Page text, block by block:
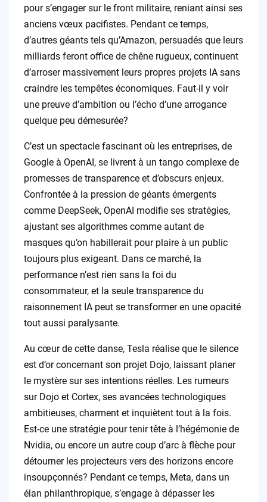
pour s’engager sur le front militaire, reniant ainsi ses
anciens vœux pacifistes. Pendant ce temps,
d’autres géants tels qu’Amazon, persuadés que leurs
milliards feront office de chêne rugueux, continuent
d’arroser massivement leurs propres projets IA sans
craindre les tempêtes économiques. Faut-il y voir
une preuve d’ambition ou l’écho d’une arrogance
quelque peu démesurée?
C’est un spectacle fascinant où les entreprises, de
Google à OpenAI, se livrent à un tango complexe de
promesses de transparence et d’obscurs enjeux.
Confrontée à la pression de géants émergents
comme DeepSeek, OpenAI modifie ses stratégies,
ajustant ses algorithmes comme autant de
masques qu’on habillerait pour plaire à un public
toujours plus exigeant. Dans ce marché, la
performance n’est rien sans la foi du
consommateur, et la seule transparence du
raisonnement IA peut se transformer en une opacité
tout aussi paralysante.
Au cœur de cette danse, Tesla réalise que le silence
est d’or concernant son projet Dojo, laissant planer
le mystère sur ses intentions réelles. Les rumeurs
sur Dojo et Cortex, ses avancées technologiques
ambitieuses, charment et inquiètent tout à la fois.
Est-ce une stratégie pour tenir tête à l’hégémonie de
Nvidia, ou encore un autre coup d’arc à flèche pour
détourner les projecteurs vers des horizons encore
insoupçonnés? Pendant ce temps, Meta, dans un
élan philanthropique, s’engage à dépasser les